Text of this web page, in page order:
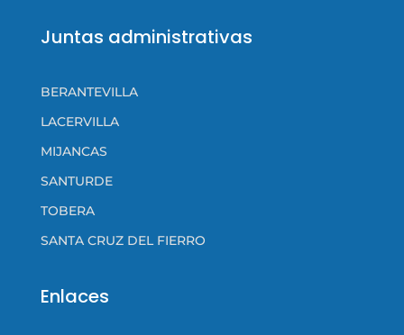
Juntas administrativas
BERANTEVILLA
LACERVILLA
MIJANCAS
SANTURDE
TOBERA
SANTA CRUZ DEL FIERRO
Enlaces